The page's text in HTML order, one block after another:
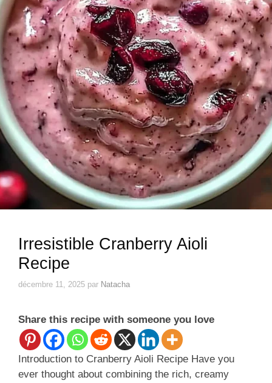
Irresistible Cranberry Aioli
Recipe
décembre 11, 2025 par Natacha
Share this recipe with someone you love
Introduction to Cranberry Aioli Recipe Have you
ever thought about combining the rich, creamy